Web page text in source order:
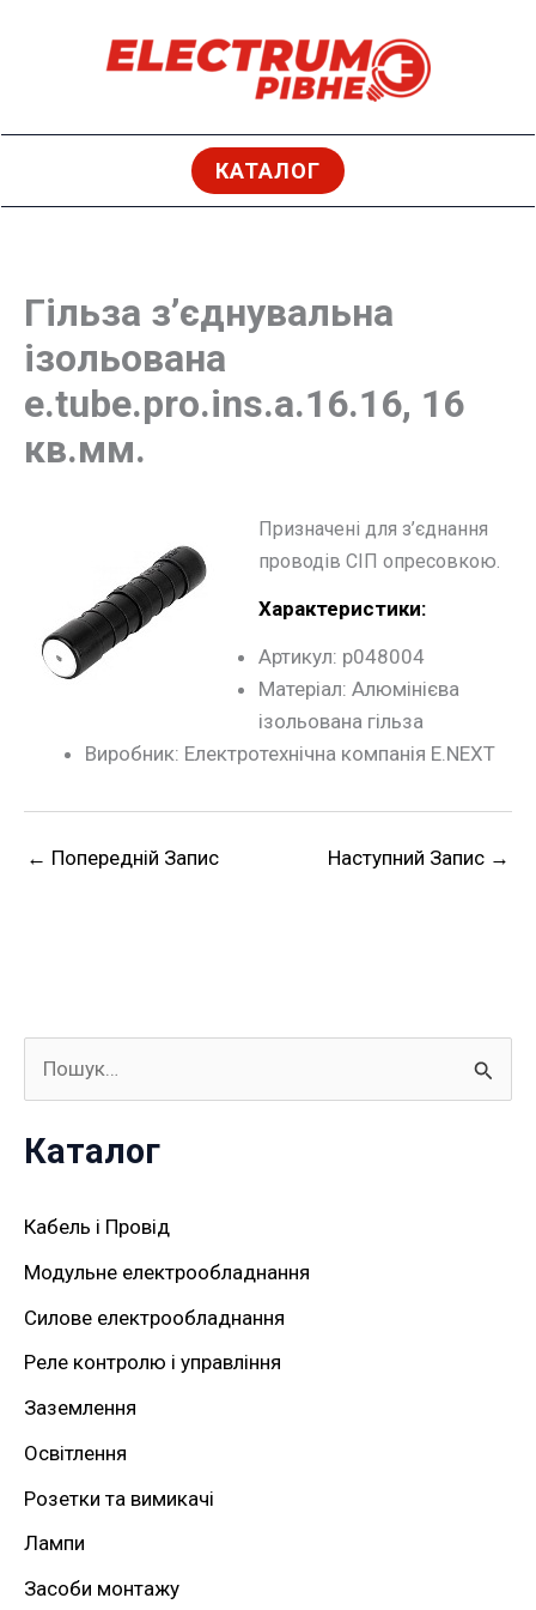
КАТАЛОГ
к
т
и
:
Каталог
Кабель і Провід
Модульне електрообладнання
Силове електрообладнання
Реле контролю і управління
Заземлення
Освітлення
Розетки та вимикачі
Лампи
Засоби монтажу
Гільза з’єднувальна
ізольована
e.tube.pro.ins.a.16.16, 16
кв.мм.
Призначені для з’єднання
проводів СІП опресовкою.
Характеристики:
Артикул: p048004
Матеріал: Алюмінієва
ізольована гільза
Виробник: Електротехнічна компанія E.NEXT
← Попередній Запис Наступний Запис →